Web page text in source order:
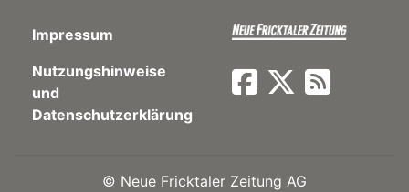
App
Impressum
Nutzungshinweise
und
Datenschutzerklärung
© Neue Fricktaler Zeitung AG